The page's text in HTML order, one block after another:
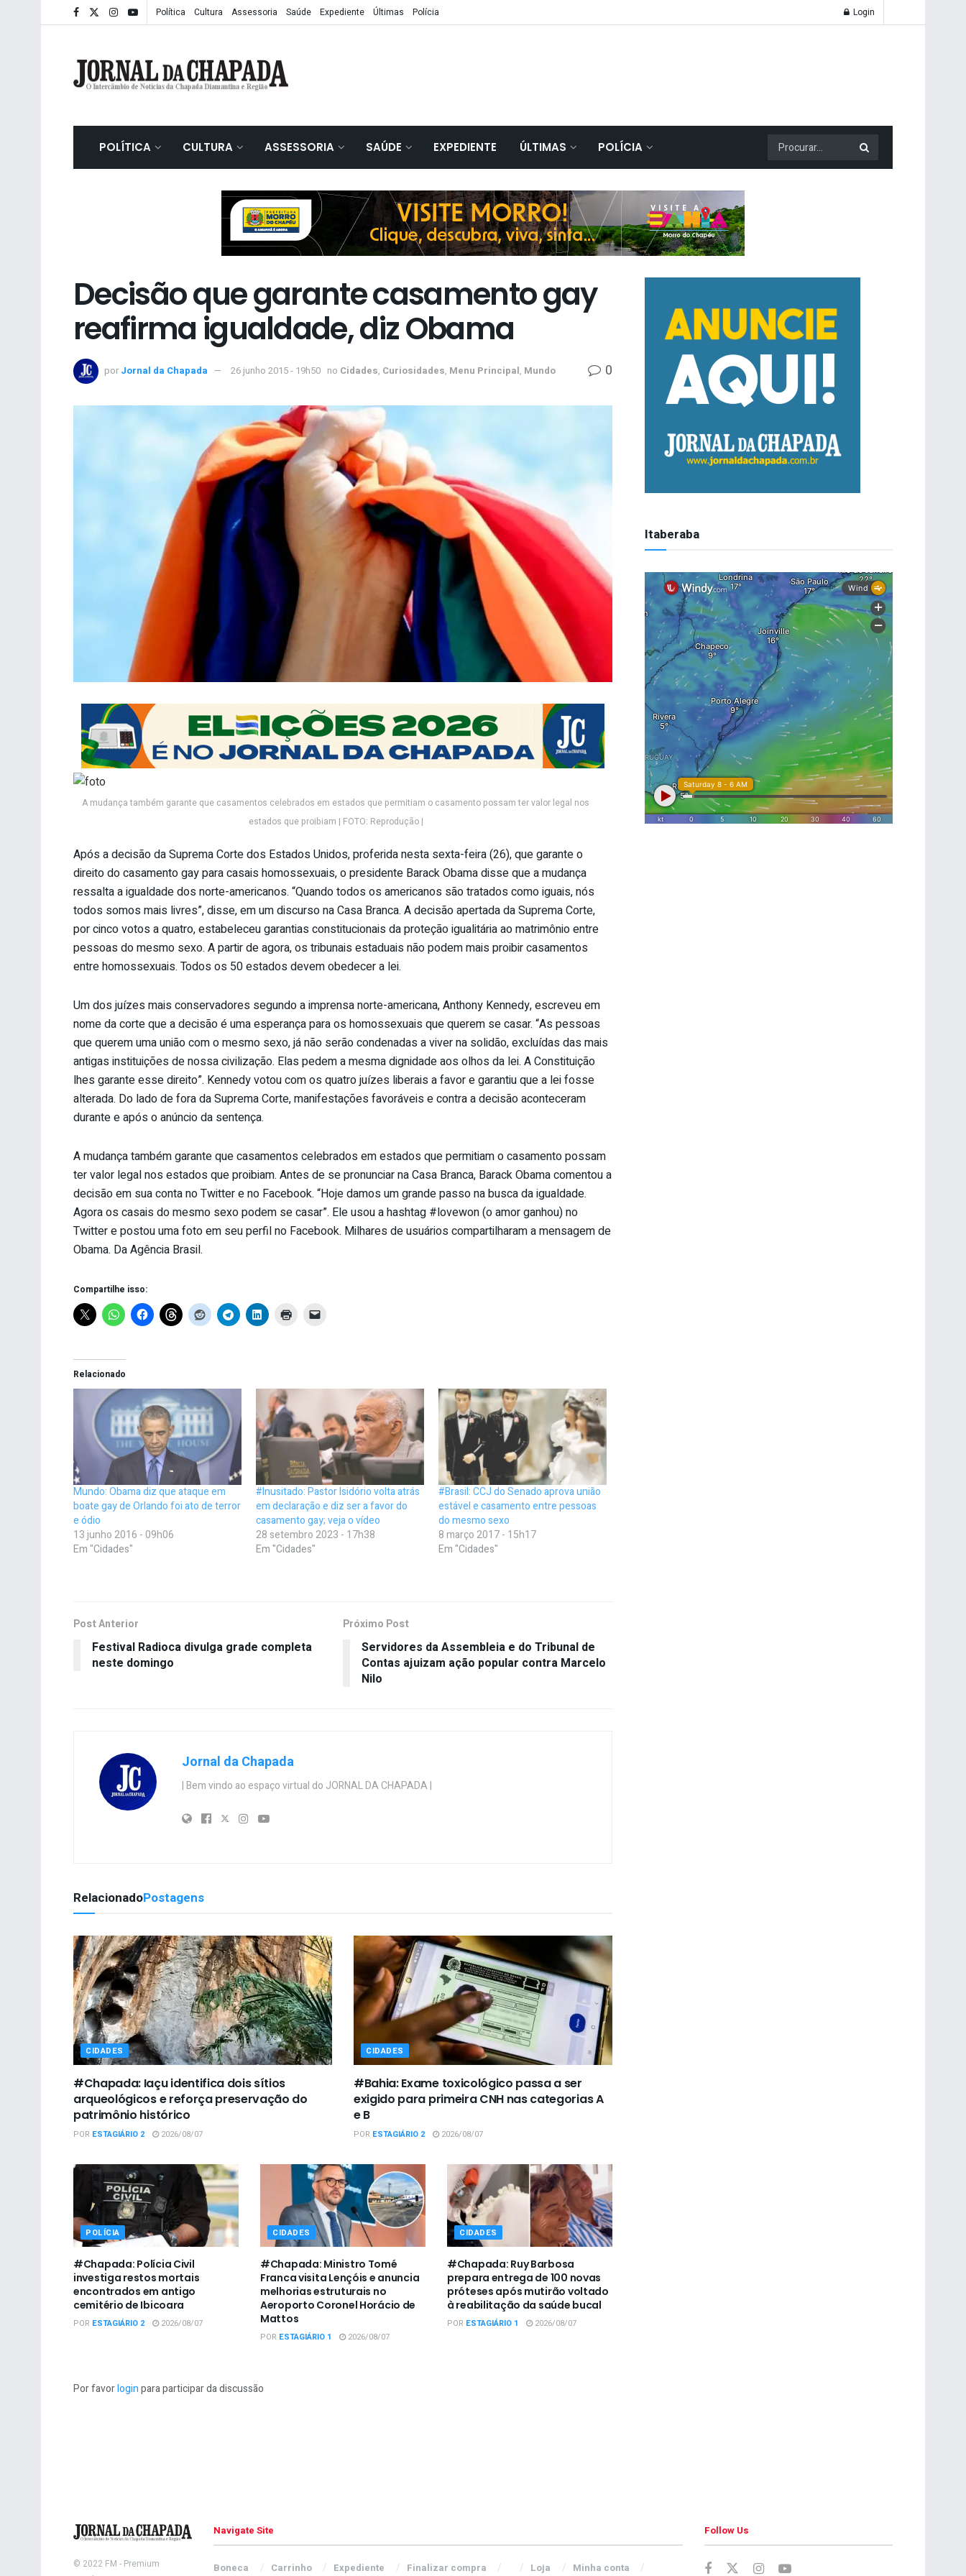
Política Cultura Assessoria Saúde Expediente Últimas Polícia Login
POLÍTICA CULTURA ASSESSORIA SAÚDE EXPEDIENTE ÚLTIMAS POLÍCIA
Decisão que garante casamento gay
reafirma igualdade, diz Obama
por Jornal da Chapada 26 junho 2015 - 19h50 no Cidades, Curiosidades, Menu Principal, Mundo 0
A mudança também garante que casamentos celebrados em estados que permitiam o casamento possam ter valor legal nos
estados que proibiam | FOTO: Reprodução |
Após a decisão da Suprema Corte dos Estados Unidos, proferida nesta sexta-feira (26), que garante o
direito do casamento gay para casais homossexuais, o presidente Barack Obama disse que a mudança
ressalta a igualdade dos norte-americanos. “Quando todos os americanos são tratados como iguais, nós
todos somos mais livres”, disse, em um discurso na Casa Branca. A decisão apertada da Suprema Corte,
por cinco votos a quatro, estabeleceu garantias constitucionais da proteção igualitária ao matrimônio entre
pessoas do mesmo sexo. A partir de agora, os tribunais estaduais não podem mais proibir casamentos
entre homossexuais. Todos os 50 estados devem obedecer a lei.
Um dos juízes mais conservadores segundo a imprensa norte-americana, Anthony Kennedy, escreveu em
nome da corte que a decisão é uma esperança para os homossexuais que querem se casar. “As pessoas
que querem uma união com o mesmo sexo, já não serão condenadas a viver na solidão, excluídas das mais
antigas instituições de nossa civilização. Elas pedem a mesma dignidade aos olhos da lei. A Constituição
lhes garante esse direito”. Kennedy votou com os quatro juízes liberais a favor e garantiu que a lei fosse
alterada. Do lado de fora da Suprema Corte, manifestações favoráveis e contra a decisão aconteceram
durante e após o anúncio da sentença.
A mudança também garante que casamentos celebrados em estados que permitiam o casamento possam
ter valor legal nos estados que proibiam. Antes de se pronunciar na Casa Branca, Barack Obama comentou a
decisão em sua conta no Twitter e no Facebook. “Hoje damos um grande passo na busca da igualdade.
Agora os casais do mesmo sexo podem se casar”. Ele usou a hashtag #lovewon (o amor ganhou) no
Twitter e postou uma foto em seu perfil no Facebook. Milhares de usuários compartilharam a mensagem de
Obama. Da Agência Brasil.
Compartilhe isso:
Relacionado
Mundo: Obama diz que ataque em
boate gay de Orlando foi ato de terror
e ódio
13 junho 2016 - 09h06
Em "Cidades"
#Inusitado: Pastor Isidório volta atrás
em declaração e diz ser a favor do
casamento gay; veja o vídeo
28 setembro 2023 - 17h38
Em "Cidades"
#Brasil: CCJ do Senado aprova união
estável e casamento entre pessoas
do mesmo sexo
8 março 2017 - 15h17
Em "Cidades"
Post Anterior
Festival Radioca divulga grade completa
neste domingo
Próximo Post
Servidores da Assembleia e do Tribunal de
Contas ajuizam ação popular contra Marcelo
Nilo
Jornal da Chapada
| Bem vindo ao espaço virtual do JORNAL DA CHAPADA |
RelacionadoPostagens
CIDADES
#Chapada: Iaçu identifica dois sítios
arqueológicos e reforça preservação do
patrimônio histórico
POR ESTAGIÁRIO 2 2026/08/07
CIDADES
#Bahia: Exame toxicológico passa a ser
exigido para primeira CNH nas categorias A
e B
POR ESTAGIÁRIO 2 2026/08/07
POLÍCIA
#Chapada: Polícia Civil
investiga restos mortais
encontrados em antigo
cemitério de Ibicoara
POR ESTAGIÁRIO 2 2026/08/07
CIDADES
#Chapada: Ministro Tomé
Franca visita Lençóis e anuncia
melhorias estruturais no
Aeroporto Coronel Horácio de
Mattos
POR ESTAGIÁRIO 1 2026/08/07
CIDADES
#Chapada: Ruy Barbosa
prepara entrega de 100 novas
próteses após mutirão voltado
à reabilitação da saúde bucal
POR ESTAGIÁRIO 1 2026/08/07
Por favorloginpara participar da discussão
Itaberaba
© 2022 FM - Premium
Navigate Site
Boneca Carrinho Expediente Finalizar compra Loja Minha conta
Follow Us